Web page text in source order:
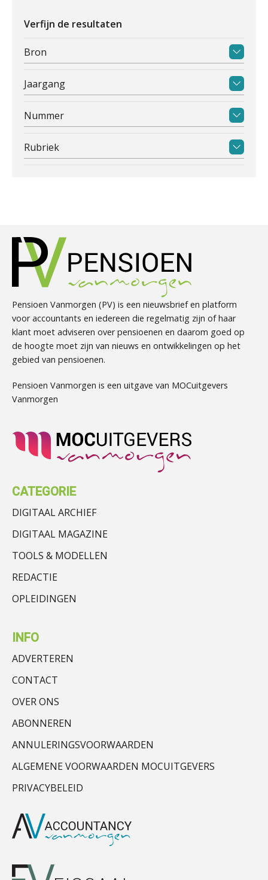
Verfijn de resultaten
Bron
Jaargang
Nummer
Rubriek
Pensioen Vanmorgen (PV) is een nieuwsbrief en platform
voor accountants en iedereen die regelmatig zijn of haar
klant moet adviseren over pensioenen en daarom goed op
de hoogte moet zijn van nieuws en ontwikkelingen op het
gebied van pensioenen.
Pensioen Vanmorgen is een uitgave van MOCuitgevers
Vanmorgen
CATEGORIE
DIGITAAL ARCHIEF
DIGITAAL MAGAZINE
TOOLS & MODELLEN
REDACTIE
OPLEIDINGEN
INFO
ADVERTEREN
CONTACT
OVER ONS
ABONNEREN
ANNULERINGSVOORWAARDEN
ALGEMENE VOORWAARDEN MOCUITGEVERS
PRIVACYBELEID